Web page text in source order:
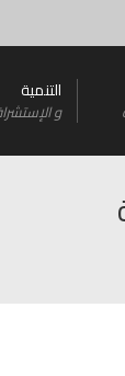
التنمية
و